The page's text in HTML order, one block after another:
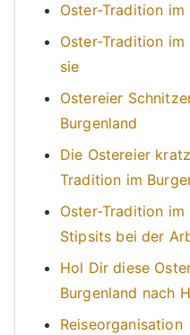
Oster-Tradition im
Oster-Tradition
sie
Ostereier
Burgenland
Die Ostereier
Tradition im
Oster-Tradition im
Stipsits bei der
Hol Dir diese
Burgenland nach
Reiseorganisation